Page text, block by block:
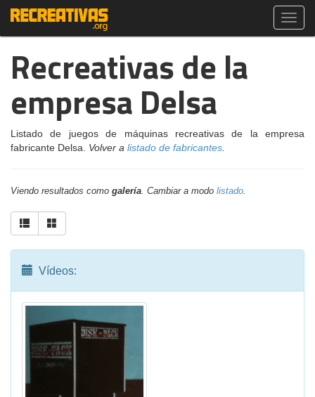
Recreativas de la
empresa Delsa
Listado de juegos de máquinas recreativas de la empresa
fabricante Delsa. Volver a listado de fabricantes
Viendo resultados como galería. Cambiar a modo listado.
Vídeos: